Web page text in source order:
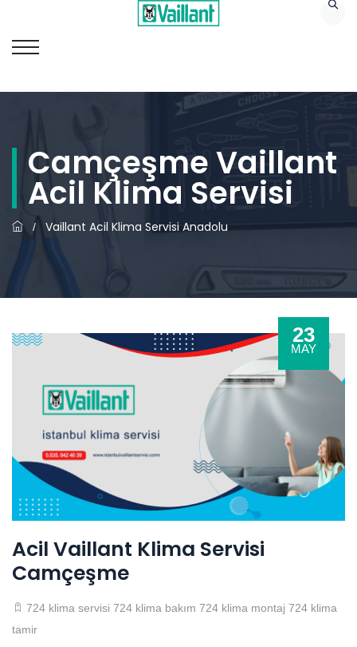
Camçeşme Vaillant
Acil Klima Servisi
/ Vaillant Acil Klima Servisi Anadolu
23
MAY
Acil Vaillant Klima Servisi
Camçeşme
724 klima servisi 724 klima bakım 724 klima montaj 724 klima
tamir